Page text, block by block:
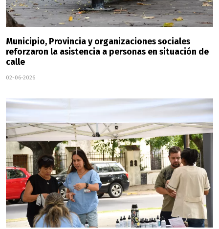
Municipio, Provincia y organizaciones sociales
reforzaron la asistencia a personas en situación de
calle
02-06-2026